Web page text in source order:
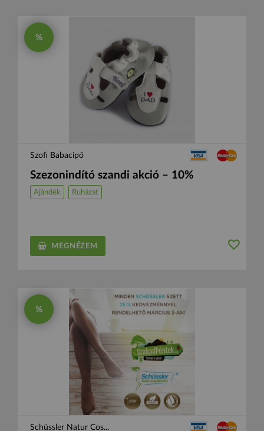
%
Szofi Babacipő
Szezonindító szandi akció – 10%
Ajándék Ruházat
MEGNÉZEM
%
Schüssler Natur Cos...